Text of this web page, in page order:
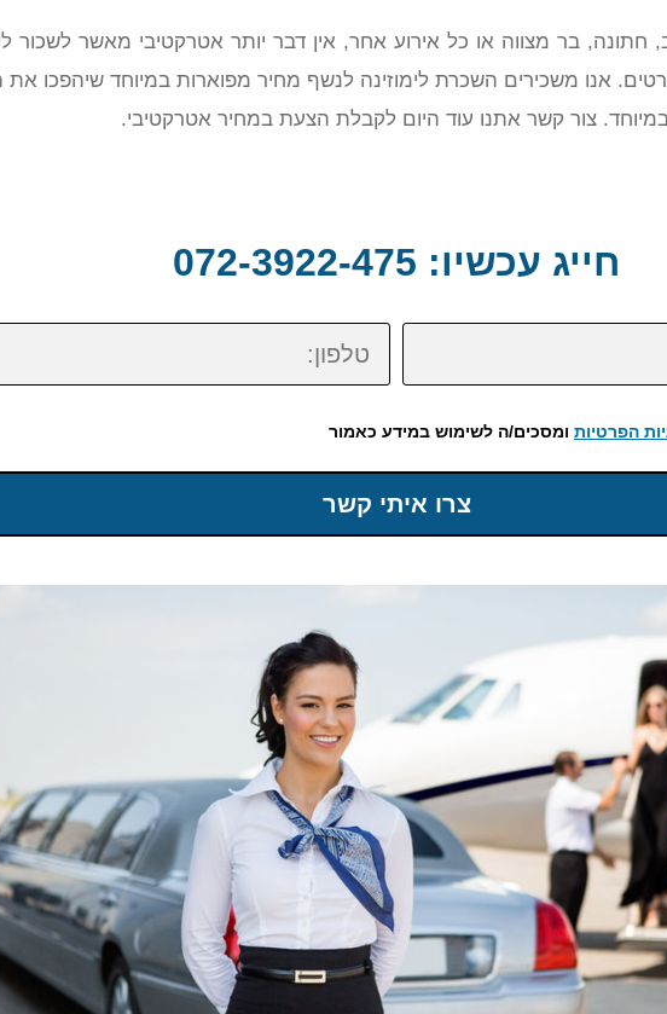
חתונה, בר מצווה או כל אירוע אחר, אין דבר יותר אטרקטיבי מאשר לשכור
אנו משכירים השכרת לימוזינה לנשף מחיר מפוארות במיוחד שיהפכו
צור קשר אתנו עוד היום לקבלת הצעת במחיר אטרקטיבי.
חייג עכשיו: 072-3922-475
טלפון:
הפרטיות ומסכים/ה לשימוש במידע כאמור
צרו איתי קשר